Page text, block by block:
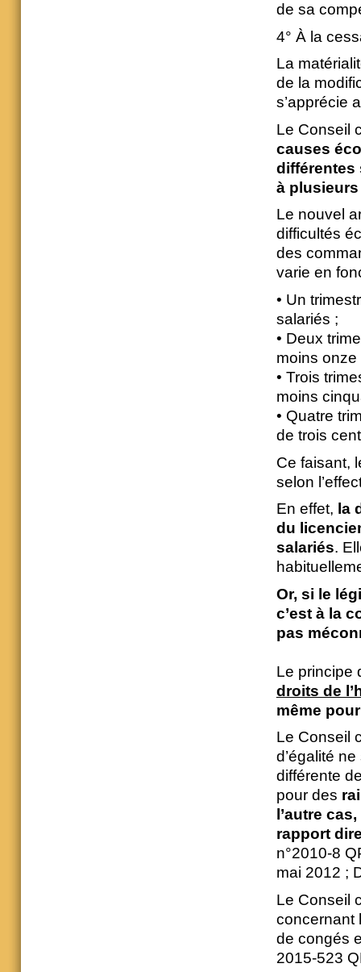
de sa
4° À la
La
de la
s’apprécie
Le Conseil
causes
différentes
à
Le nouvel
difficultés
des
varie en
• Un
salariés ;
• Deux
moins
• Trois
moins
• Quatre
de trois
Ce faisant,
selon
En effet, la
du
salariés.
Or, si le
c’est à la
pas
Le principe
droits de
même
Le Conseil
d’égalité
différente
pour des
l’autre
rapport
n°2010-8
mai 2012 ;
Le Conseil
concernant
de congés
2015-523